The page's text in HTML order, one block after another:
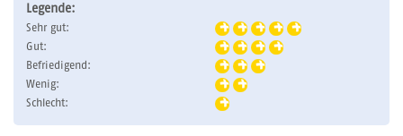
Legende:
Sehr gut:
Gut:
Befriedigend:
Wenig:
Schlecht: